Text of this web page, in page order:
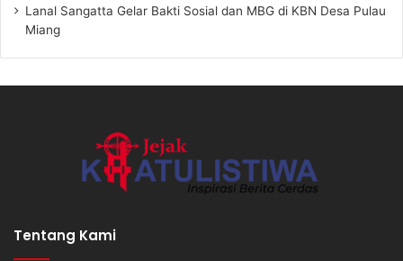
Lanal Sangatta Gelar Bakti Sosial dan MBG di KBN Desa Pulau
Miang
Tentang Kami